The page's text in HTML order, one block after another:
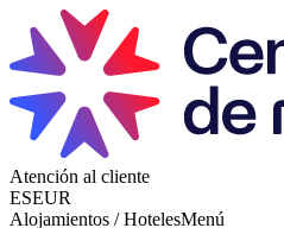
Atención al cliente
ESEUR
Alojamientos / HotelesMenú